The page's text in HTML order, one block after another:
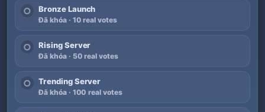
○ Bronze Launch
Đã khóa · 10 real votes
○ Rising Server
Đã khóa · 50 real votes
○ Trending Server
Đã khóa · 100 real votes